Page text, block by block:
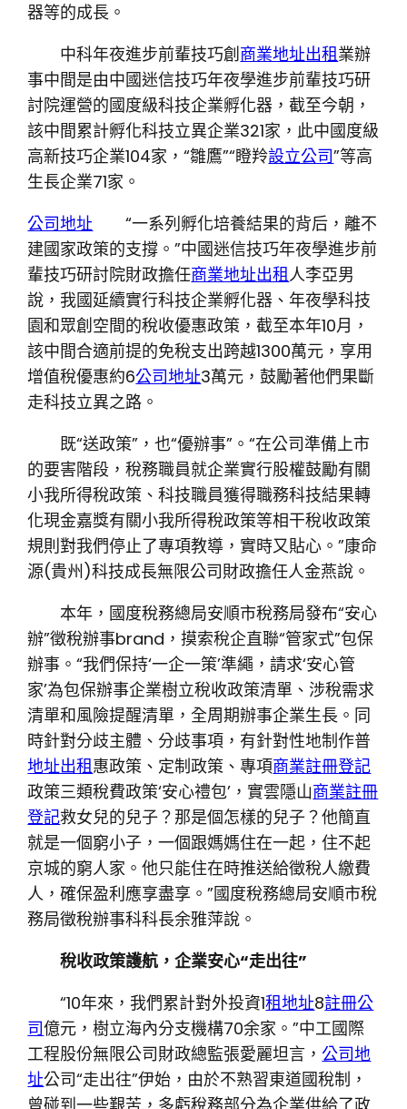
器等的成長。
中科年夜進步前輩技巧創商業地址出租業辦
事中間是由中國迷信技巧年夜學進步前輩技巧研
討院運營的國度級科技企業孵化器，截至今朝，
該中間累計孵化科技立異企業321家，此中國度級
高新技巧企業104家，“雛鷹”“瞪羚設立公司”等高
生長企業71家。
公司地址 “一系列孵化培養結果的背后，離不
建國家政策的支撐。”中國迷信技巧年夜學進步前
輩技巧研討院財政擔任商業地址出租人李亞男
說，我國延續實行科技企業孵化器、年夜學科技
園和眾創空間的稅收優惠政策，截至本年10月，
該中間合適前提的免稅支出跨越1300萬元，享用
增值稅優惠約6公司地址3萬元，鼓勵著他們果斷
走科技立異之路。
既“送政策”，也“優辦事”。“在公司準備上市
的要害階段，稅務職員就企業實行股權鼓勵有關
小我所得稅政策、科技職員獲得職務科技結果轉
化現金嘉獎有關小我所得稅政策等相干稅收政策
規則對我們停止了專項教導，實時又貼心。”康命
源(貴州)科技成長無限公司財政擔任人金燕說。
本年，國度稅務總局安順市稅務局發布“安心
辦”徵稅辦事brand，摸索稅企直聯“管家式”包保
辦事。“我們保持‘一企一策’準繩，請求‘安心管
家’為包保辦事企業樹立稅收政策清單、涉稅需求
清單和風險提醒清單，全周期辦事企業生長。同
時針對分歧主體、分歧事項，有針對性地制作普
地址出租惠政策、定制政策、專項商業註冊登記
政策三類稅費政策‘安心禮包’，實雲隱山商業註冊
登記救女兒的兒子？那是個怎樣的兒子？他簡直
就是一個窮小子，一個跟媽媽住在一起，住不起
京城的窮人家。他只能住在時推送給徵稅人繳費
人，確保盈利應享盡享。”國度稅務總局安順市稅
務局徵稅辦事科科長余雅萍說。
稅收政策護航，企業安心“走出往”
“10年來，我們累計對外投資1租地址8註冊公
司億元，樹立海內分支機構70余家。”中工國際
工程股份無限公司財政總監張愛麗坦言，公司地
址公司“走出往”伊始，由於不熟習東道國稅制，